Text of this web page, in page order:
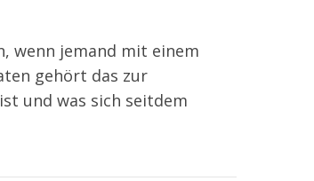
wenn jemand mit einem
gehört das zur
und was sich seitdem